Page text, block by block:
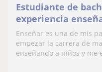
Estudiante de
experiencia
Enseñar es una de mis
empezar la carrera de
enseñando a niños y me